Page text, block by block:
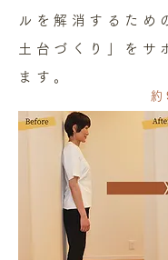
ルを解消するため
土台づくり」をサ
ます。